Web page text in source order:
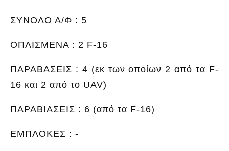
ΣΥΝΟΛΟ Α/Φ : 5
ΟΠΛΙΣΜΕΝΑ : 2 F-16
ΠΑΡΑΒΑΣΕΙΣ : 4 (εκ των οποίων 2 από τα F-
16 και 2 από το UAV)
ΠΑΡΑΒΙΑΣΕΙΣ : 6 (από τα F-16)
ΕΜΠΛΟΚΕΣ : -